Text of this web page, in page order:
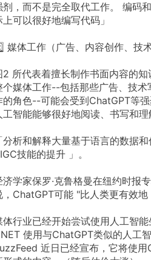
剂，而不是完全取代工作。 编码
上可以很好地编写代码」
媒体工作（广告、内容创作、技
2 所代表着擅长制作书面内容的
个媒体工作--包括那些广告、技
的角色--可能会受到ChatGPT等
工智能能够很好地阅读、书写和理
分析和解释大量基于语言的数据
技能的提升 」。
济学家保罗·克鲁格曼在纽约时报
，ChatGPT可能 "比人类更有效地
体行业已经开始尝试使用人工智
使用与ChatGPT类似的人工
近日已经宣布，它将使